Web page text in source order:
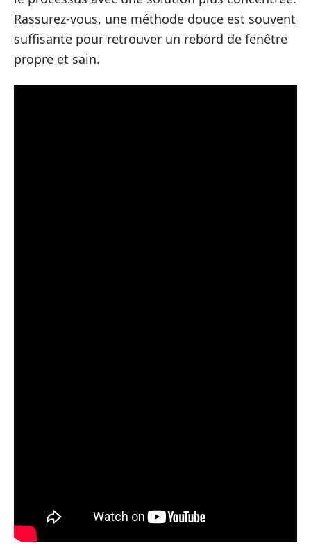
Rassurez-vous, une méthode douce est souvent
suffisante pour retrouver un rebord de fenêtre
propre et sain.